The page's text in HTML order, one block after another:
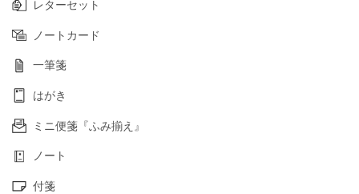
レターセット
ノートカード
一筆箋
はがき
ミニ便箋『ふみ揃え』
ノート
付箋